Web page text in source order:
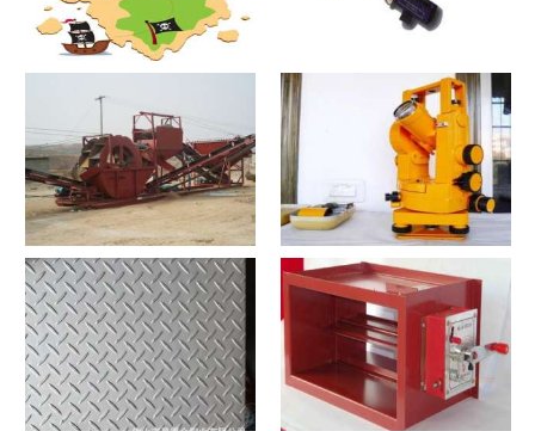
寻宝？寻宝2021价格和图文详
探测器？探测器2021价格和图
文详情
洗沙机？洗沙机2021价格和图
文详情
经纬仪？经纬仪2021价格和图
文详情